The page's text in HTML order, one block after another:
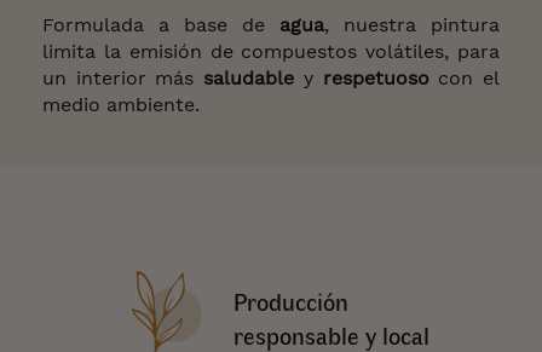
Formulada a base de agua, nuestra pintura
limita la emisión de compuestos volátiles, para
un interior más saludable y respetuosocon el
medio ambiente.
Producción
responsable y local